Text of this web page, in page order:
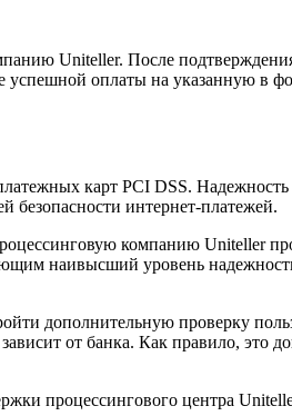
Uniteller. После
оплаты на указанную в
карт PCI DSS. Надежность
безопасности интернет-платежей.
компанию Uniteller
наивысший уровень
дополнительную проверку
от банка. Как правило, это
процессингового центра